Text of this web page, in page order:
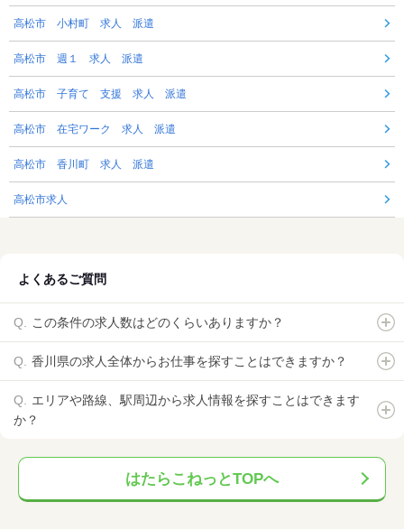
高松市 小村町 求人 派遣
高松市 週１ 求人 派遣
高松市 子育て 支援 求人 派遣
高松市 在宅ワーク 求人 派遣
高松市 香川町 求人 派遣
高松市求人
よくあるご質問
この条件の求人数はどのくらいありますか？
香川県の求人全体からお仕事を探すことはできますか？
エリアや路線、駅周辺から求人情報を探すことはできます
か？
はたらこねっとTOPへ